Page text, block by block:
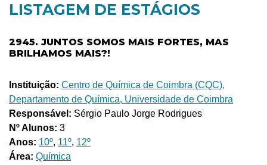
LISTAGEM DE ESTÁGIOS
2945. JUNTOS SOMOS MAIS FORTES, MAS
BRILHAMOS MAIS?!
Instituição: Centro de Química de Coimbra (CQC),
Departamento de Química, Universidade de Coimbra
Responsável: Sérgio Paulo Jorge Rodrigues
Nº Alunos: 3
Anos: 10º, 11º, 12º
Área: Química